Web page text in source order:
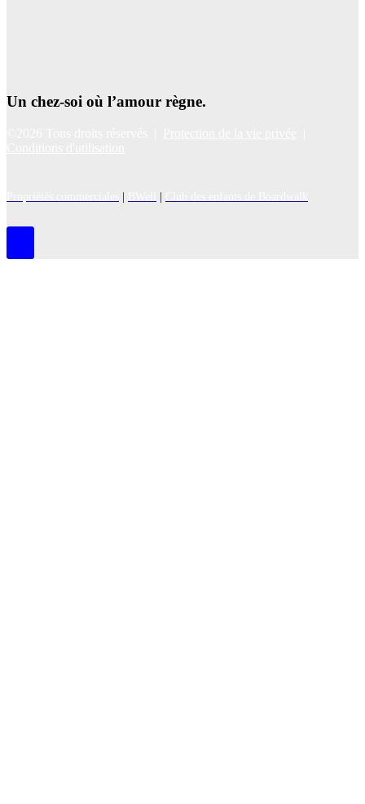
Un chez-soi où l’amour règne.